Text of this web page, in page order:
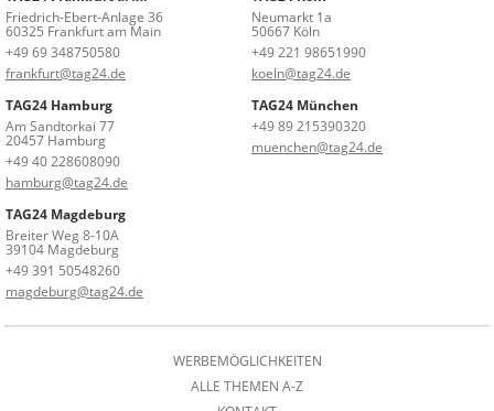
Friedrich-Ebert-Anlage 36
60325 Frankfurt am Main
+49 69 348750580
frankfurt@tag24.de
Neumarkt 1a
50667 Köln
+49 221 98651990
koeln@tag24.de
TAG24 Hamburg
Am Sandtorkai 77
20457 Hamburg
+49 40 228608090
hamburg@tag24.de
TAG24 München
+49 89 215390320
muenchen@tag24.de
TAG24 Magdeburg
Breiter Weg 8-10A
39104 Magdeburg
+49 391 50548260
magdeburg@tag24.de
WERBEMÖGLICHKEITEN
ALLE THEMEN A-Z